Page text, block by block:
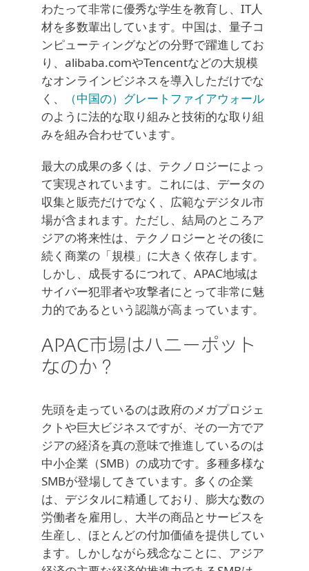
わたって非常に優秀な学生を教育し、IT人
材を多数輩出しています。中国は、量子コ
ンピューティングなどの分野で躍進してお
り、alibaba.comやTencentなどの大規模
なオンラインビジネスを導入しただけでな
く、
（中国の）グレートファイアウォール
のように法的な取り組みと技術的な取り組
みを組み合わせています。
最大の成果の多くは、テクノロジーによっ
て実現されています。これには、データの
収集と販売だけでなく、広範なデジタル市
場が含まれます。ただし、結局のところア
ジアの将来性は、テクノロジーとその後に
続く商業の「規模」に大きく依存します。
しかし、成長するにつれて、APAC地域は
サイバー犯罪者や攻撃者にとって非常に魅
力的であるという認識が高まっています。
APAC市場はハニーポット
なのか？
先頭を走っているのは政府のメガプロジェ
クトや巨大ビジネスですが、その一方でア
ジアの経済を真の意味で推進しているのは
中小企業（SMB）の成功です。多種多様な
SMBが登場してきています。多くの企業
は、デジタルに精通しており、膨大な数の
労働者を雇用し、大半の商品とサービスを
生産し、ほとんどの付加価値を提供してい
ます。しかしながら残念なことに、アジア